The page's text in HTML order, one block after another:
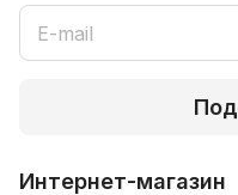
Интернет-магазин